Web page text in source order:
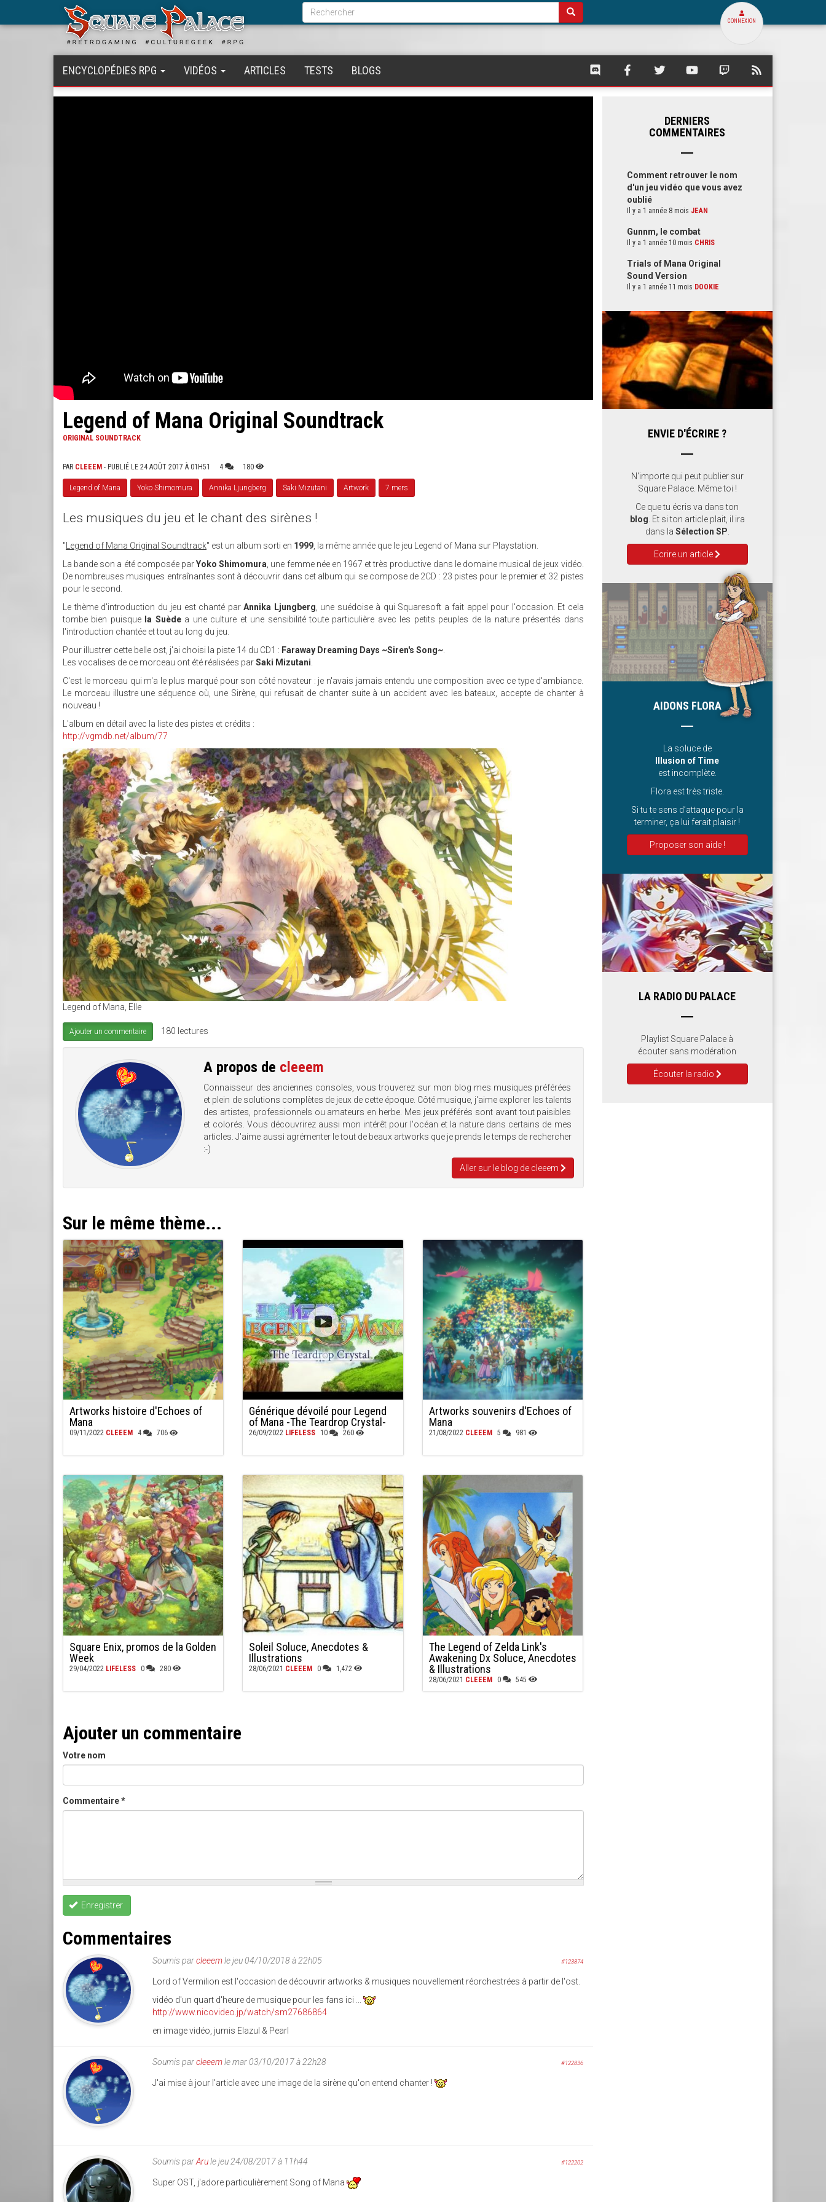
Formulaire
de
recherche
Rechercher
CONNEXION
ENCYCLOPÉDIES RPG VIDÉOS ARTICLES TESTS BLOGS
SQUARE
SQUARE SQUARE SQUARE SQUARE
Legend of Mana Original Soundtrack
ORIGINAL SOUNDTRACK
PAR CLEEEM - PUBLIÉ LE 24 AOÛT 2017 À 01H51 4 180
Legend of Mana Yoko Shimomura Annika Ljungberg Saki Mizutani Artwork 7 mers
Les musiques du jeu et le chant des sirènes !
"Legend of Mana Original Soundtrack" est un album sorti en 1999 , la même année que le jeu Legend of Mana sur Playstation.
La bande son a été composée parYoko Shimomura , une femme née en 1967 et très productive dans le domaine musical de jeux vidéo.
De nombreuses musiques entraînantes sont à découvrir dans cet album qui se compose de 2CD : 23 pistes pour le premier et 32 pistes
pour le second.
Le thème d'introduction du jeu est chanté par Annika Ljungberg , une suédoise à qui Squaresoft a fait appel pour l'occasion. Et cela
tombe bien puisque la Suèdea une culture et une sensibilité toute particulière avec les petits peuples de la nature présentés dans
l'introduction chantée et tout au long du jeu.
Pour illustrer cette belle ost, j'ai choisi la piste 14 du CD1 : Faraway Dreaming Days ~Siren's Song~
Les vocalises de ce morceau ont été réalisées parSaki Mizutani
C'est le morceau qui m'a le plus marqué pour son côté novateur : je n'avais jamais entendu une composition avec ce type d'ambiance.
Le morceau illustre une séquence où, une Sirène, qui refusait de chanter suite à un accident avec les bateaux, accepte de chanter à
nouveau !
L'album en détail avec la liste des pistes et crédits :
http://vgmdb.net/album/77
LEGEND_OF_MANA_ELLE.JPG
Legend of Mana, Elle
Ajouter un commentaire 180 lectures
A propos de cleeem
Connaisseur des anciennes consoles, vous trouverez sur mon blog mes musiques préférées
et plein de solutions complètes de jeux de cette époque. Côté musique, j'aime explorer les talents
des artistes, professionnels ou amateurs en herbe. Mes jeux préférés sont avant tout paisibles
et colorés. Vous découvrirez aussi mon intérêt pour l'océan et la nature dans certains de mes
articles. J'aime aussi agrémenter le tout de beaux artworks que je prends le temps de rechercher
:-)
Aller sur le blog de cleeem
Sur le même thème...
Artworks histoire d'Echoes of
Mana
09/11/2022 CLEEEM 4 706
Générique dévoilé pour Legend
of Mana -The Teardrop Crystal-
26/09/2022 LIFELESS 10 260
Artworks souvenirs d'Echoes of
Mana
21/08/2022 CLEEEM 5 981
Square Enix, promos de la Golden
Week
29/04/2022 LIFELESS 0 280
Soleil Soluce, Anecdotes &
Illustrations
28/06/2021 CLEEEM 0 1,472
The Legend of Zelda Link's
Awakening Dx Soluce, Anecdotes
& Illustrations
28/06/2021 CLEEEM 0 545
Ajouter un commentaire
Votre nom
Commentaire*
Enregistrer
Commentaires
Soumis parcleeemle jeu 04/10/2018 à 22h05 #123874
Lord of Vermilion est l'occasion de découvrir artworks & musiques nouvellement réorchestrées à partir de l'ost.
vidéo d'un quart d'heure de musique pour les fans ici ...
http://www.nicovideo.jp/watch/sm27686864
en image vidéo, jumis Elazul & Pearl
Soumis parcleeemle mar 03/10/2017 à 22h28 #122836
J'ai mise à jour l'article avec une image de la sirène qu'on entend chanter !
Soumis parArule jeu 24/08/2017 à 11h44 #122202
Super OST, j'adore particulièrement Song of Mana
DERNIERS
COMMENTAIRES
Comment retrouver le nom
d'un jeu vidéo que vous avez
oublié
Il y a 1 année 8 mois JEAN
Gunnm, le combat
Il y a 1 année 10 mois CHRIS
Trials of Mana Original
Sound Version
Il y a 1 année 11 mois DOOKIE
ENVIE D'ÉCRIRE ?
N'importe qui peut publier sur
Square Palace. Même toi !
Ce que tu écris va dans ton
blog . Et si ton article plait, il ira
dans la Sélection SP
Ecrire un article
AIDONS FLORA
La soluce de
Illusion of Time
est incomplète.
Flora est très triste.
Si tu te sens d’attaque pour la
terminer, ça lui ferait plaisir !
Proposer son aide !
LA RADIO DU PALACE
Playlist Square Palace à
écouter sans modération
Écouter la radio